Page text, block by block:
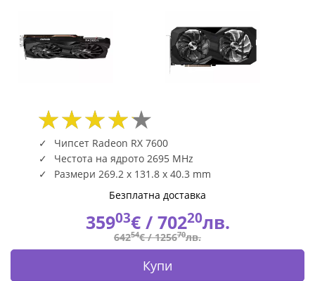
RX7600-
CL-
|
Fly.bg
Чипсет Radeon RX 7600
Честота на ядрото 2695 MHz
Размери 269.2 x 131.8 x 40.3 mm
Безплатна доставка
35903€ / 70220лв.
64254€ /125670лв.
Купи